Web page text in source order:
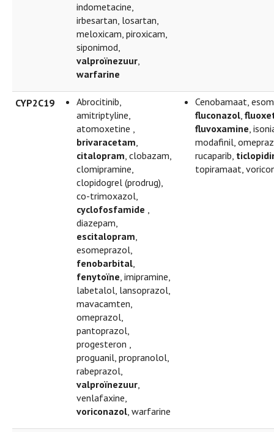
indometacine,
irbesartan, losartan,
meloxicam, piroxicam,
siponimod,
valproïnezuur,
warfarine
CYP2C19
Abrocitinib,
amitriptyline,
atomoxetine ,
brivaracetam,
citalopram, clobazam,
clomipramine,
clopidogrel (prodrug),
co-trimoxazol,
cyclofosfamide ,
diazepam,
escitalopram,
esomeprazol,
fenobarbital,
fenytoïne, imipramine,
labetalol, lansoprazol,
mavacamten,
omeprazol,
pantoprazol,
progesteron ,
proguanil, propranolol,
rabeprazol,
valproïnezuur,
venlafaxine,
voriconazol, warfarine
Cenobamaat,
fluconazol,
fluvoxamine,
modafinil,
rucaparib,
topiramaat,